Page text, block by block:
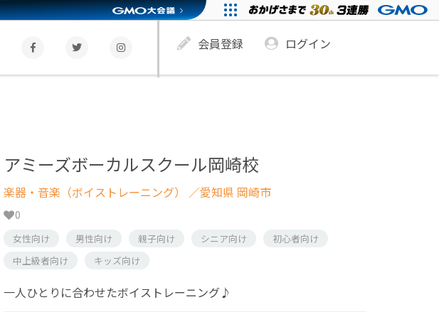
会員登録 ログイン
アミーズボーカルスクール岡崎校
楽器・音楽（ボイストレーニング） ／愛知県 岡崎市
0
女性向け 男性向け 親子向け シニア向け
初心者向け
中上級者向け
キッズ向け
一人ひとりに合わせたボイストレーニング♪